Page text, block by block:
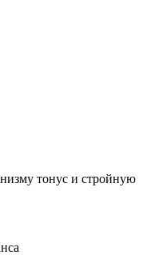
тонус и стройную